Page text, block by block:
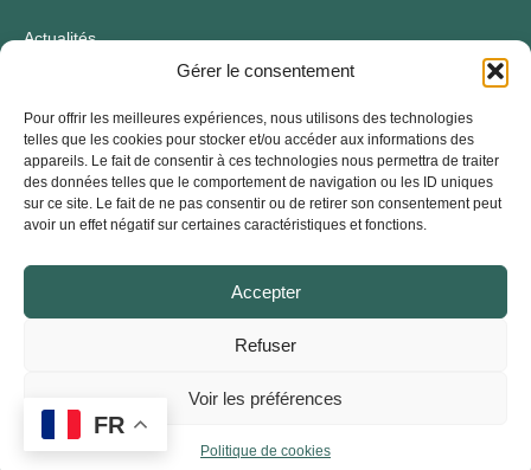
Gérer le consentement
Pour offrir les meilleures expériences, nous utilisons des technologies
telles que les cookies pour stocker et/ou accéder aux informations des
appareils. Le fait de consentir à ces technologies nous permettra de traiter
des données telles que le comportement de navigation ou les ID uniques
sur ce site. Le fait de ne pas consentir ou de retirer son consentement peut
avoir un effet négatif sur certaines caractéristiques et fonctions.
Accepter
Refuser
Voir les préférences
Politique de cookies
Actualités
Informations
8h00 - 21h00, Lundi - Dimanche
Politique de confidentialité
Mentions légales
FR